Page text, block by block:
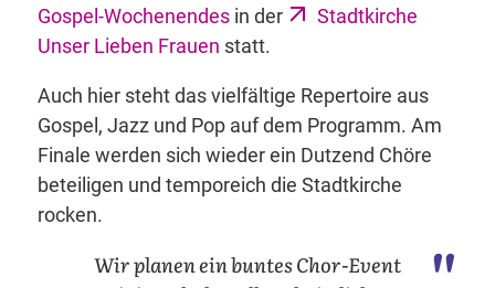
Gospel-Wochenendesin der
Stadtkirche
Unser Lieben Frauen statt.
Auch hier steht das vielfältige Repertoire aus
Gospel, Jazz und Pop auf dem Programm. Am
Finale werden sich wieder ein Dutzend Chöre
beteiligen und temporeich die Stadtkirche
rocken.
Wir planen ein buntes Chor-Event